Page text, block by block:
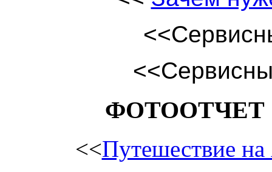
<<
<<Путешествие